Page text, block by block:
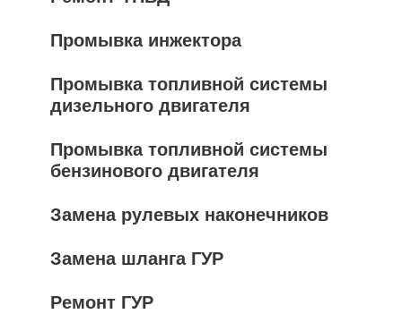
Промывка инжектора
Промывка топливной системы
дизельного двигателя
Промывка топливной системы
бензинового двигателя
Замена рулевых наконечников
Замена шланга ГУР
Ремонт ГУР